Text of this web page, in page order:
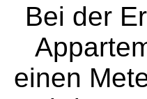
Bei der
einen